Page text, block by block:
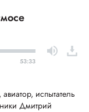
53:33
авиатор, испытатель
Дмитрий